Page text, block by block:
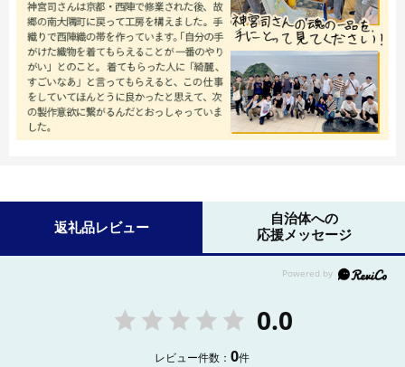
返礼品レビュー
自治体への
応援メッセージ
0.0
レビュー件数：0件